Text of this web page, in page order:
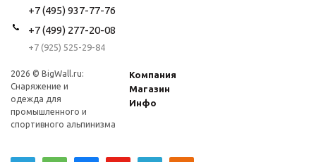
+7 (495) 937-77-76
+7 (499) 277-20-08
+7 (925) 525-29-84
2026 © BigWall.ru:
Снаряжение и
одежда для
промышленного и
спортивного альпинизма
Компания
Магазин
Инфо